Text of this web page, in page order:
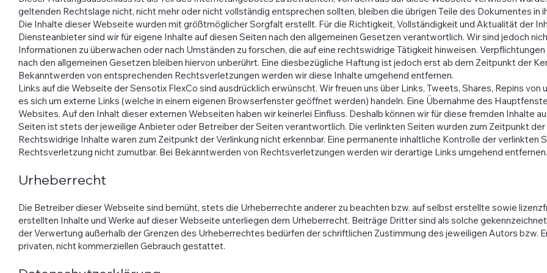
geltenden Rechtslage nicht, nicht mehr oder nicht vollständig entsprechen sollten, bleiben die übrigen Teile des Dokumentes in
Die Inhalte dieser Webseite wurden mit größtmöglicher Sorgfalt erstellt. Für die Richtigkeit, Vollständigkeit und Aktualität der
Diensteanbieter sind wir für eigene Inhalte auf diesen Seiten nach den allgemeinen Gesetzen verantwortlich. Wir sind jedoch
Informationen zu überwachen oder nach Umständen zu forschen, die auf eine rechtswidrige Tätigkeit hinweisen.
nach den allgemeinen Gesetzen bleiben hiervon unberührt. Eine diesbezügliche Haftung ist jedoch erst ab dem Zeitpunkt der
Bekanntwerden von entsprechenden Rechtsverletzungen werden wir diese Inhalte umgehend entfernen.
Links auf die Webseite der Sensotix FlexCo sind ausdrücklich erwünscht. Wir freuen uns über Links, Tweets, Shares, Repins
es sich um externe Links (welche in einem eigenen Browserfenster geöffnet werden) handeln. Eine Übernahme des
Websites. Auf den Inhalt dieser externen Webseiten haben wir keinerlei Einfluss. Deshalb können wir für diese fremden Inhalte
Seiten ist stets der jeweilige Anbieter oder Betreiber der Seiten verantwortlich. Die verlinkten Seiten wurden zum Zeitpunkt
Rechtswidrige Inhalte waren zum Zeitpunkt der Verlinkung nicht erkennbar. Eine permanente inhaltliche Kontrolle der
Rechtsverletzung nicht zumutbar. Bei Bekanntwerden von Rechtsverletzungen werden wir derartige Links umgehend entfernen.
Urheberrecht
Die Betreiber dieser Webseite sind bemüht, stets die Urheberrechte anderer zu beachten bzw. auf selbst erstellte sowie
erstellten Inhalte und Werke auf dieser Webseite unterliegen dem Urheberrecht. Beiträge Dritter sind als solche
der Verwertung außerhalb der Grenzen des Urheberrechtes bedürfen der schriftlichen Zustimmung des jeweiligen Autors bzw.
privaten, nicht kommerziellen Gebrauch gestattet.